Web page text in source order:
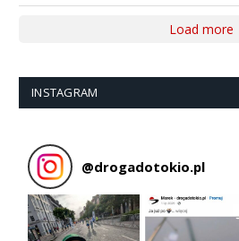
Load more
INSTAGRAM
@drogadotokio.pl